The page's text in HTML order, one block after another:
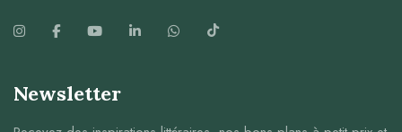
Newsletter